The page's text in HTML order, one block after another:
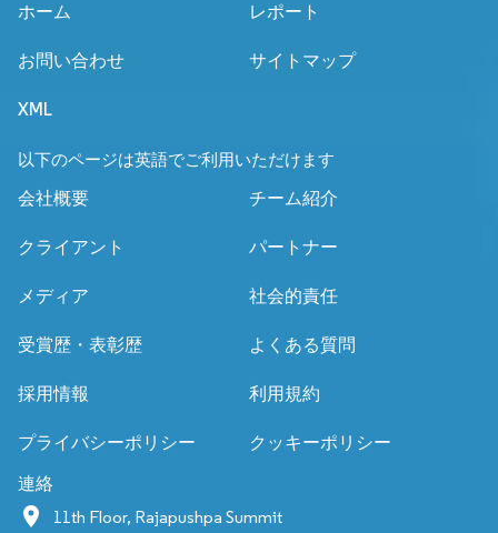
ホーム レポート
お問い合わせ サイトマップ
XML
以下のページは英語でご利用いただけます
会社概要 チーム紹介
クライアント パートナー
メディア 社会的責任
受賞歴・表彰歴 よくある質問
採用情報 利用規約
プライバシーポリシー クッキーポリシー
連絡
11th Floor, Rajapushpa Summit